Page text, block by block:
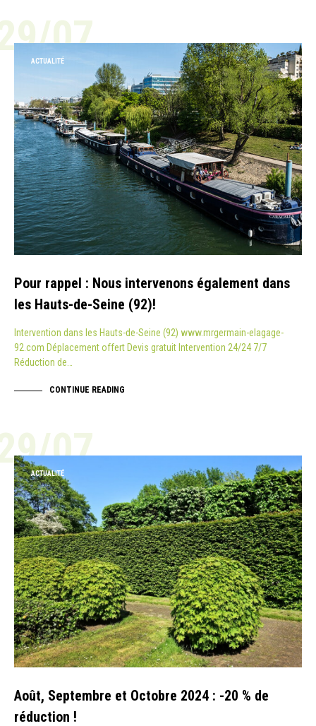
07
ACTUALITÉ
Pour rappel : Nous intervenons également dans
les Hauts-de-Seine (92)!
Intervention dans les Hauts-de-Seine (92) www.mrgermain-elagage-
92.com Déplacement offert Devis gratuit Intervention 24/24 7/7
Réduction de…
CONTINUE READING
07
ACTUALITÉ
Août, Septembre et Octobre 2024 : -20 % de
réduction !